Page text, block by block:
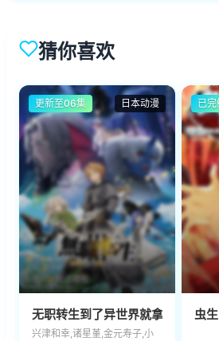
猜你喜欢
日本动漫
更新至06集
无职转生到了异世界就拿出真本事
兴津和幸,诸星堇,金元寿子,小
已完
虫